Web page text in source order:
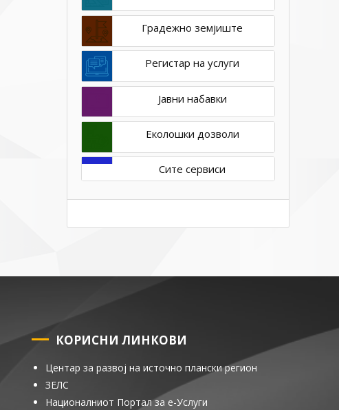
Градежно земјиште
Регистар на услуги
Јавни набавки
Еколошки дозволи
Сите сервиси
КОРИСНИ ЛИНКОВИ
Центар за развој на источно плански регион
ЗЕЛС
Националниот Портал за е-Услуги